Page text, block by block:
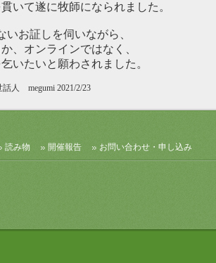
いて遂に牧師になられました。
いお証しを伺いながら、
、オンラインではなく、
いたいと願わされました。
話人 megumi 2021/2/23
読み物 開催報告 お問い合わせ・申し込み